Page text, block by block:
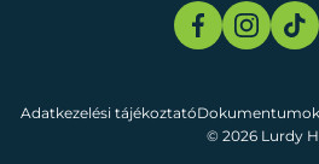
© 2026 Lurdy
Adatkezelési tájékoztatóDokumentumok